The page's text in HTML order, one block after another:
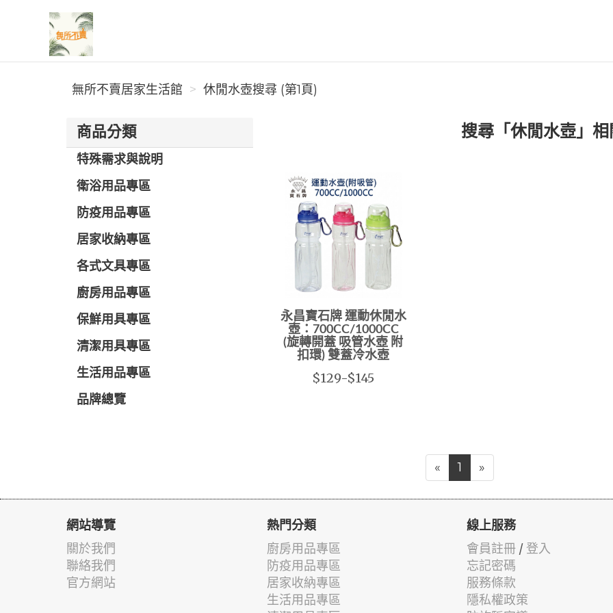
無所不賣居家生活館
無所不賣居家生活館 休閒水壺搜尋 (第1頁)
商品分類
特殊需求與說明
衛浴用品專區
防疫用品專區
居家收納專區
各式文具專區
廚房用品專區
保鮮用具專區
清潔用具專區
生活用品專區
品牌總覽
搜尋「休閒水壺」相
永昌寶石牌 運動休閒水
壺：700CC/1000CC
(旋轉開蓋 吸管水壺 附
扣環) 雙蓋冷水壺
$129-$145
« 1 »
網站導覽
關於我們
聯絡我們
官方網站
熱門分類
廚房用品專區
防疫用品專區
居家收納專區
生活用品專區
線上服務
會員註冊 / 登入
忘記密碼
服務條款
隱私權政策